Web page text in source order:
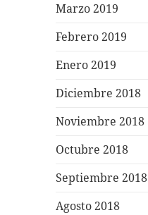
Marzo 2019
Febrero 2019
Enero 2019
Diciembre 2018
Noviembre 2018
Octubre 2018
Septiembre 2018
Agosto 2018